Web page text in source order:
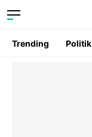
Trending Politik